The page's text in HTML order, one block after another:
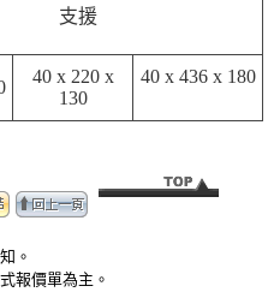
支援
40 x 220 x
130
40 x 436 x 180
。
報價單為主。